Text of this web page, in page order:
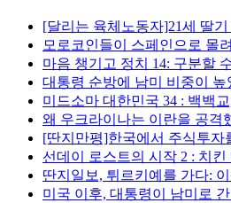
[달리는 육체노동자]21세 딸
모로코인들이 스페인으로 몰
마음 챙기고 정치 14: 구분할
대통령 순방에 남미 비중이
미드소마 대한민국 34 : 백백
왜 우크라이나는 이란을 공격
[딴지만평]한국에서 주식투자
선데이 로스트의 시작 2 : 치
딴지일보, 튀르키예를 가다:
미국 이후, 대통령이 남미로